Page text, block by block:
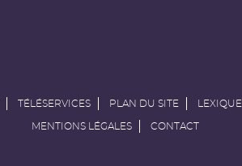
TÉLÉSERVICES PLAN DU SITE LEXIQUE
MENTIONS LÉGALES CONTACT